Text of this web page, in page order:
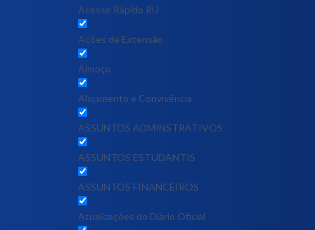
Acesso Rápido RU
Ações de Extensão
Almoço
Alojamento e Convivência
ASSUNTOS ADMINSTRATIVOS
ASSUNTOS ESTUDANTIS
ASSUNTOS FINANCEIROS
Atualizações do Diário Oficial